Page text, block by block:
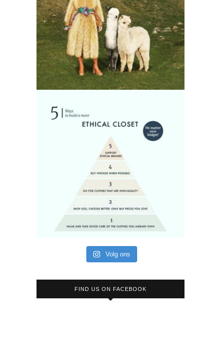
Volg ons
FIND US ON FACEBOOK